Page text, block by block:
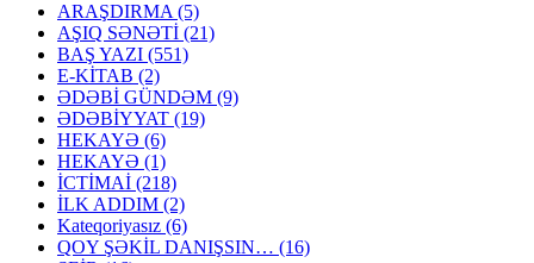
ARAŞDIRMA (5)
AŞIQ SƏNƏTİ (21)
BAŞ YAZI (551)
E-KİTAB (2)
ƏDƏBİ GÜNDƏM (9)
ƏDƏBİYYAT (19)
HEKAYƏ (6)
HEKAYƏ (1)
İCTİMAİ (218)
İLK ADDIM (2)
Kateqoriyasız (6)
QOY ŞƏKİL DANIŞSIN… (16)